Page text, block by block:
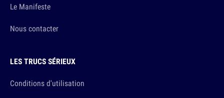
Le Manifeste
Nous contacter
LES TRUCS SÉRIEUX
Conditions d'utilisation